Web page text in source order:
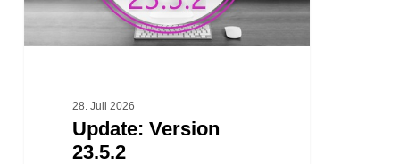
28. Juli 2026
Update: Version
23.5.2